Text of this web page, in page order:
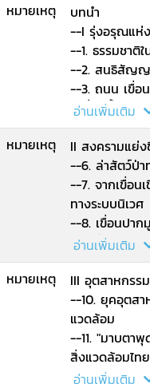
หมายเหตุ
บทนำ
--I รุ่งอรุณแห่ง
--1. ธรรมชาติ
--2. สนธิสัญญ
--3. ถนน เขื่อ
เหลื่อมล้ำ
--4. เมื่อสมัน
--5. ป่าชุมชน ค
อ่านเพิ่มเติม
หมายเหตุ
II สงครามแย่
--6. ล่าสัตว์ป่
--7. จากเขื่อน
ทางระบบนิเวศ
--8. เขื่อนปา
ท้องถิ่น
--9. ปลาบึก แ
ประเทศ.
อ่านเพิ่มเติม
หมายเหตุ
III อุตสาหกรร
--10. ยุคอุตสา
แวดล้อม
--11. "มาบตา
สิ่งแวดล้อมไ
--12. เผาแทน
อ่านเพิ่มเติม